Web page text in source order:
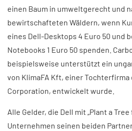
einen Baum in umweltgerecht und
bewirtschafteten Wäldern, wenn
eines Dell-Desktops 4 Euro 50 und
Notebooks 1 Euro 50 spenden.
beispielsweise unterstützt ein
von KlimaFA Kft, einer Tochterfirma
Corporation, entwickelt wurde.
Alle Gelder, die Dell mit „Plant a
Unternehmen seinen beiden